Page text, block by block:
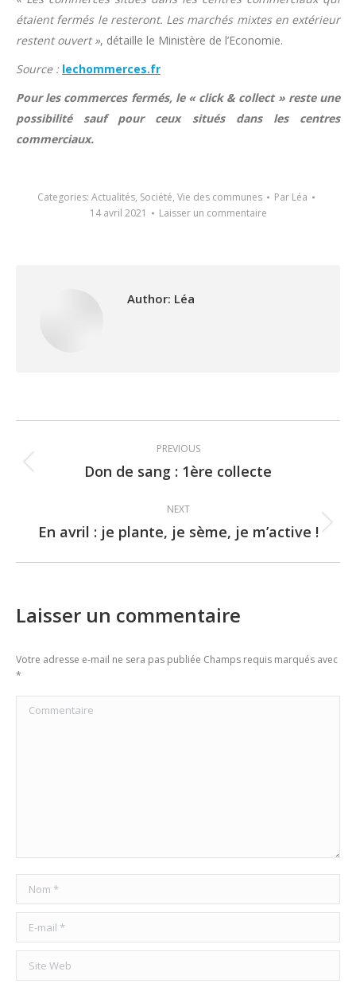
étaient fermés le resteront. Les marchés mixtes en extérieur
restent ouvert », détaille le Ministère de l’Economie.
Source : lechommerces.fr
Pour les commerces fermés, le « click & collect » reste une
possibilité sauf pour ceux situés dans les centres
commerciaux.
Categories: Actualités, Société, Vie des communes Par Léa
14 avril 2021
Laisser un commentaire
Author: Léa
navigation
PREVIOUS
Previous
Don de sang : 1ère collecte
NEXT
Next
En avril : je plante, je sème, je m’active !
Laisser un commentaire
Votre adresse e-mail ne sera pas publiée Champs requis marqués avec
*
Commentaire
Nom *
E-mail *
Site Web